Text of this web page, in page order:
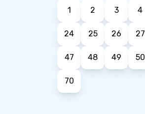
1 2 3 4
24 25 26 27
47 48 49 50
70